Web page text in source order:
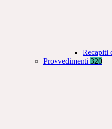
Recapiti
Provvedimenti 320